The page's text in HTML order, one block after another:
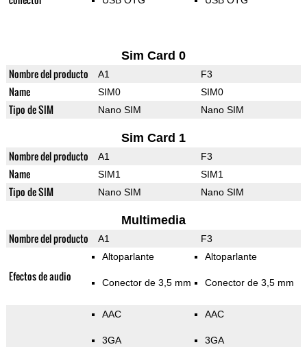
Sim Card 0
Nombre del producto A1 F3
Name SIM0 SIM0
Tipo de SIM Nano SIM Nano SIM
Sim Card 1
Nombre del producto A1 F3
Name SIM1 SIM1
Tipo de SIM Nano SIM Nano SIM
Multimedia
Nombre del producto A1 F3
Efectos de audio
Altoparlante
Conector de 3,5 mm
Altoparlante
Conector de 3,5 mm
AAC
3GA
AAC
3GA